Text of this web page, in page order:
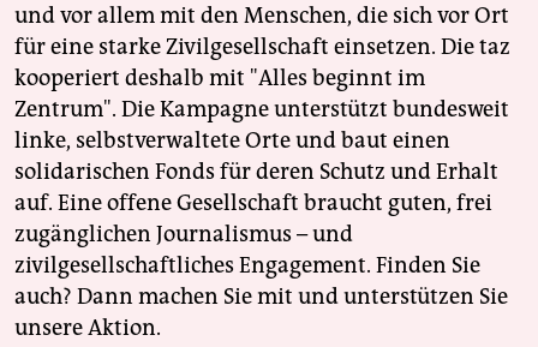
und vor allem mit den Menschen, die sich vor Ort
für eine starke Zivilgesellschaft einsetzen. Die taz
kooperiert deshalb mit "Alles beginnt im
Zentrum". Die Kampagne unterstützt bundesweit
linke, selbstverwaltete Orte und baut einen
solidarischen Fonds für deren Schutz und Erhalt
auf. Eine offene Gesellschaft braucht guten, frei
zugänglichen Journalismus – und
zivilgesellschaftliches Engagement. Finden Sie
auch? Dann machen Sie mit und unterstützen Sie
unsere Aktion.